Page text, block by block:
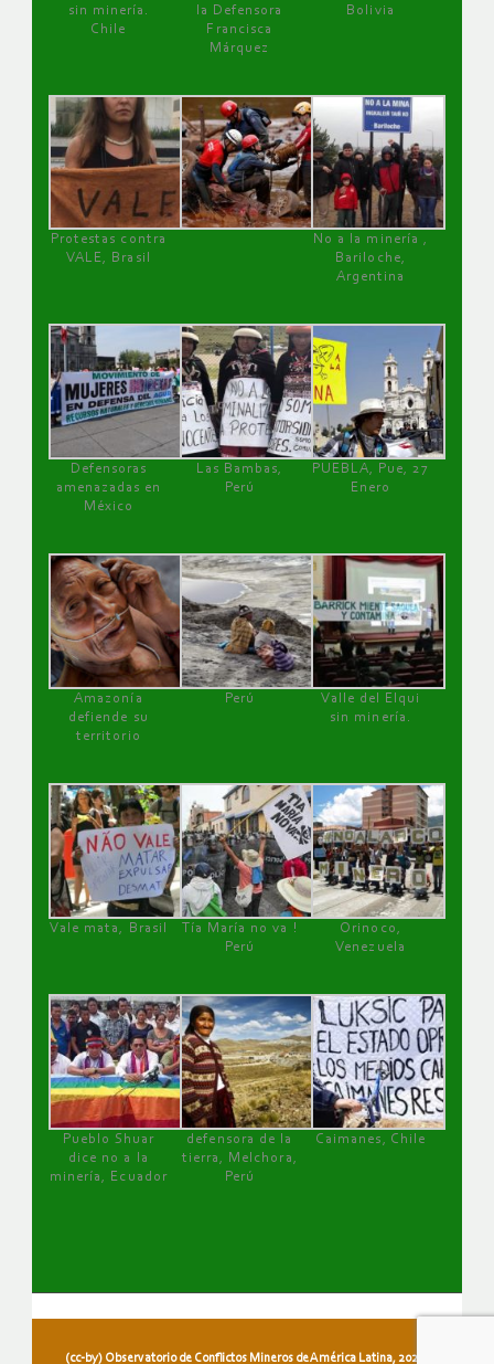
sin minería.
Chile
la Defensora
Francisca
Márquez
Bolivia
Protestas contra
VALE, Brasil
No a la minería ,
Bariloche,
Argentina
Defensoras
amenazadas en
México
Las Bambas,
Perú
PUEBLA, Pue, 27
Enero
Amazonía
defiende su
territorio
Perú
Valle del Elqui
sin minería.
Vale mata, Brasil
Tía María no va !
Perú
Orinoco,
Venezuela
Pueblo Shuar
dice no a la
minería, Ecuador
defensora de la
tierra, Melchora,
Perú
Caimanes, Chile
(cc-by) Observatorio de Conflictos Mineros de América Latina, 2026